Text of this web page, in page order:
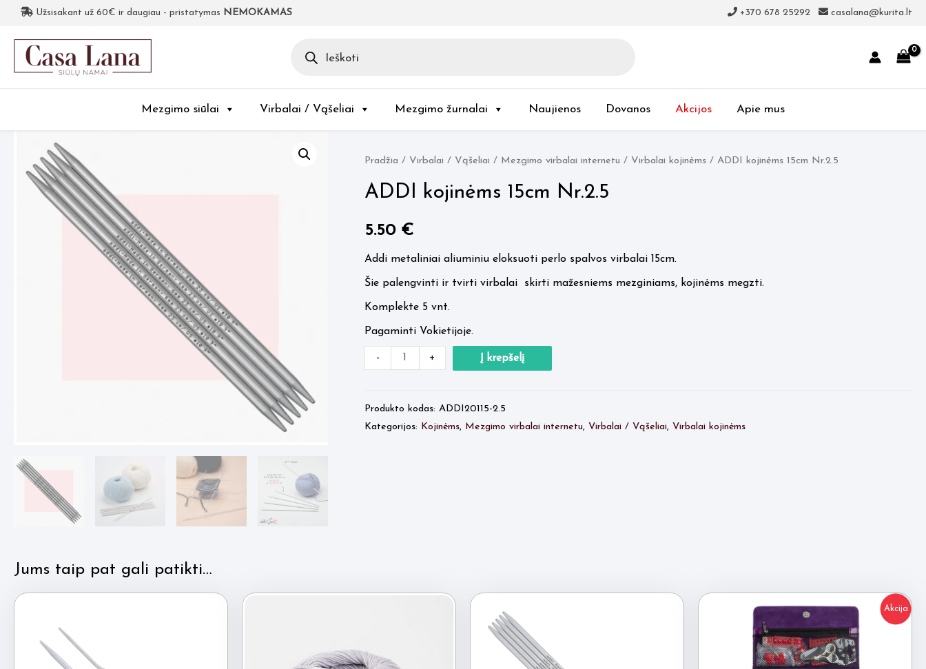
Užsisakant už 60€ ir daugiau - pristatymas NEMOKAMAS +370 678 25292 casalana@kurita.lt
search
Mezgimo siūlai Virbalai / Vąšeliai Mezgimo žurnalai Naujienos Dovanos Akcijos Apie mus
Pradžia / Virbalai / Vąšeliai / Mezgimo virbalai internetu / Virbalai kojinėms/ ADDI kojinėms 15cm Nr.2.5
ADDI kojinėms 15cm Nr.2.5
5.50 €
Addi metaliniai aliuminiu eloksuoti perlo spalvos virbalai 15cm.
Šie palengvinti ir tvirti virbalai skirti mažesniems mezginiams, kojinėms megzti.
Komplekte 5 vnt.
Pagaminti Vokietijoje.
-
produkto
kojinėms
+ Į krepšelį
Produkto kodas: ADDI20115-2.5
Kategorijos: Kojinėms, Mezgimo virbalai internetu, Virbalai / Vąšeliai, Virbalai kojinėms
Jums taip pat gali patikti…
Akcija